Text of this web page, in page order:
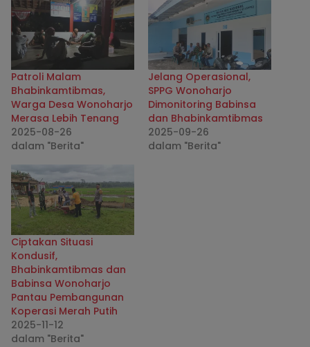
Patroli Malam
Bhabinkamtibmas,
Warga Desa Wonoharjo
Merasa Lebih Tenang
2025-08-26
dalam "Berita"
Jelang Operasional,
SPPG Wonoharjo
Dimonitoring Babinsa
dan Bhabinkamtibmas
2025-09-26
dalam "Berita"
Ciptakan Situasi
Kondusif,
Bhabinkamtibmas dan
Babinsa Wonoharjo
Pantau Pembangunan
Koperasi Merah Putih
2025-11-12
dalam "Berita"